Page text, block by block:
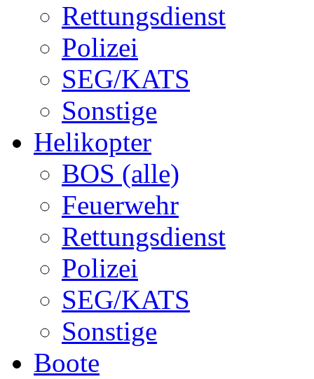
Rettungsdienst
Polizei
SEG/KATS
Sonstige
Helikopter
BOS (alle)
Feuerwehr
Rettungsdienst
Polizei
SEG/KATS
Sonstige
Boote